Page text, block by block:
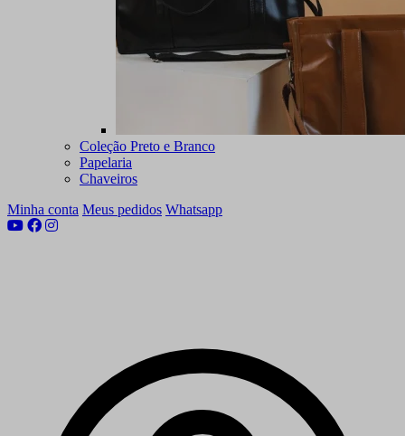
Coleção Preto e Branco
Papelaria
Chaveiros
Minha conta Meus pedidos Whatsapp